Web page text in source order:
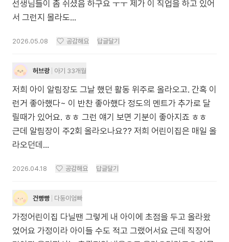
선생님들이 좀 쉬셨음 하구요 ㅜㅜ 제가 이 직업을 하고 있어
서 그런지 몰라도...
2026.05.08 공감해요 답글달기
허브랑 아기 33개월
저희 아이 알림장도 그날 했던 활동 위주로 올라오고. 간혹 이
런거 좋아했다~ 이 반찬 좋아했다 정도의 멘트가 추가로 달
릴때가 있어요. ㅎㅎ 그런 얘기 보면 기분이 좋아지죠 ㅎㅎ
근데 알림장이 주2회 올라오나요?? 저희 어린이집은 매일 올
라오던데…
2026.04.18 공감해요 답글달기
건빵빵 다둥이엄빠
가정어린이집 다닐땐 그렇게 내 아이에 초점을 두고 올라왔
었어요 가정이라 아이들 수도 적고 그랬어서요 근데 직장어